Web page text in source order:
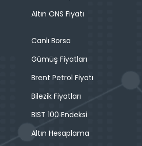
Altın ONS Fiyatı
Canlı Borsa
Gümüş Fiyatları
Brent Petrol Fiyatı
Bilezik Fiyatları
BIST 100 Endeksi
Altın Hesaplama